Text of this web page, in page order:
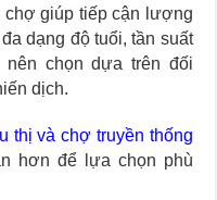
chợ giúp tiếp cận lượng
dạng độ tuổi, tần suất
nên chọn dựa trên đối
dịch.
thị và chợ truyền thống
hơn để lựa chọn phù